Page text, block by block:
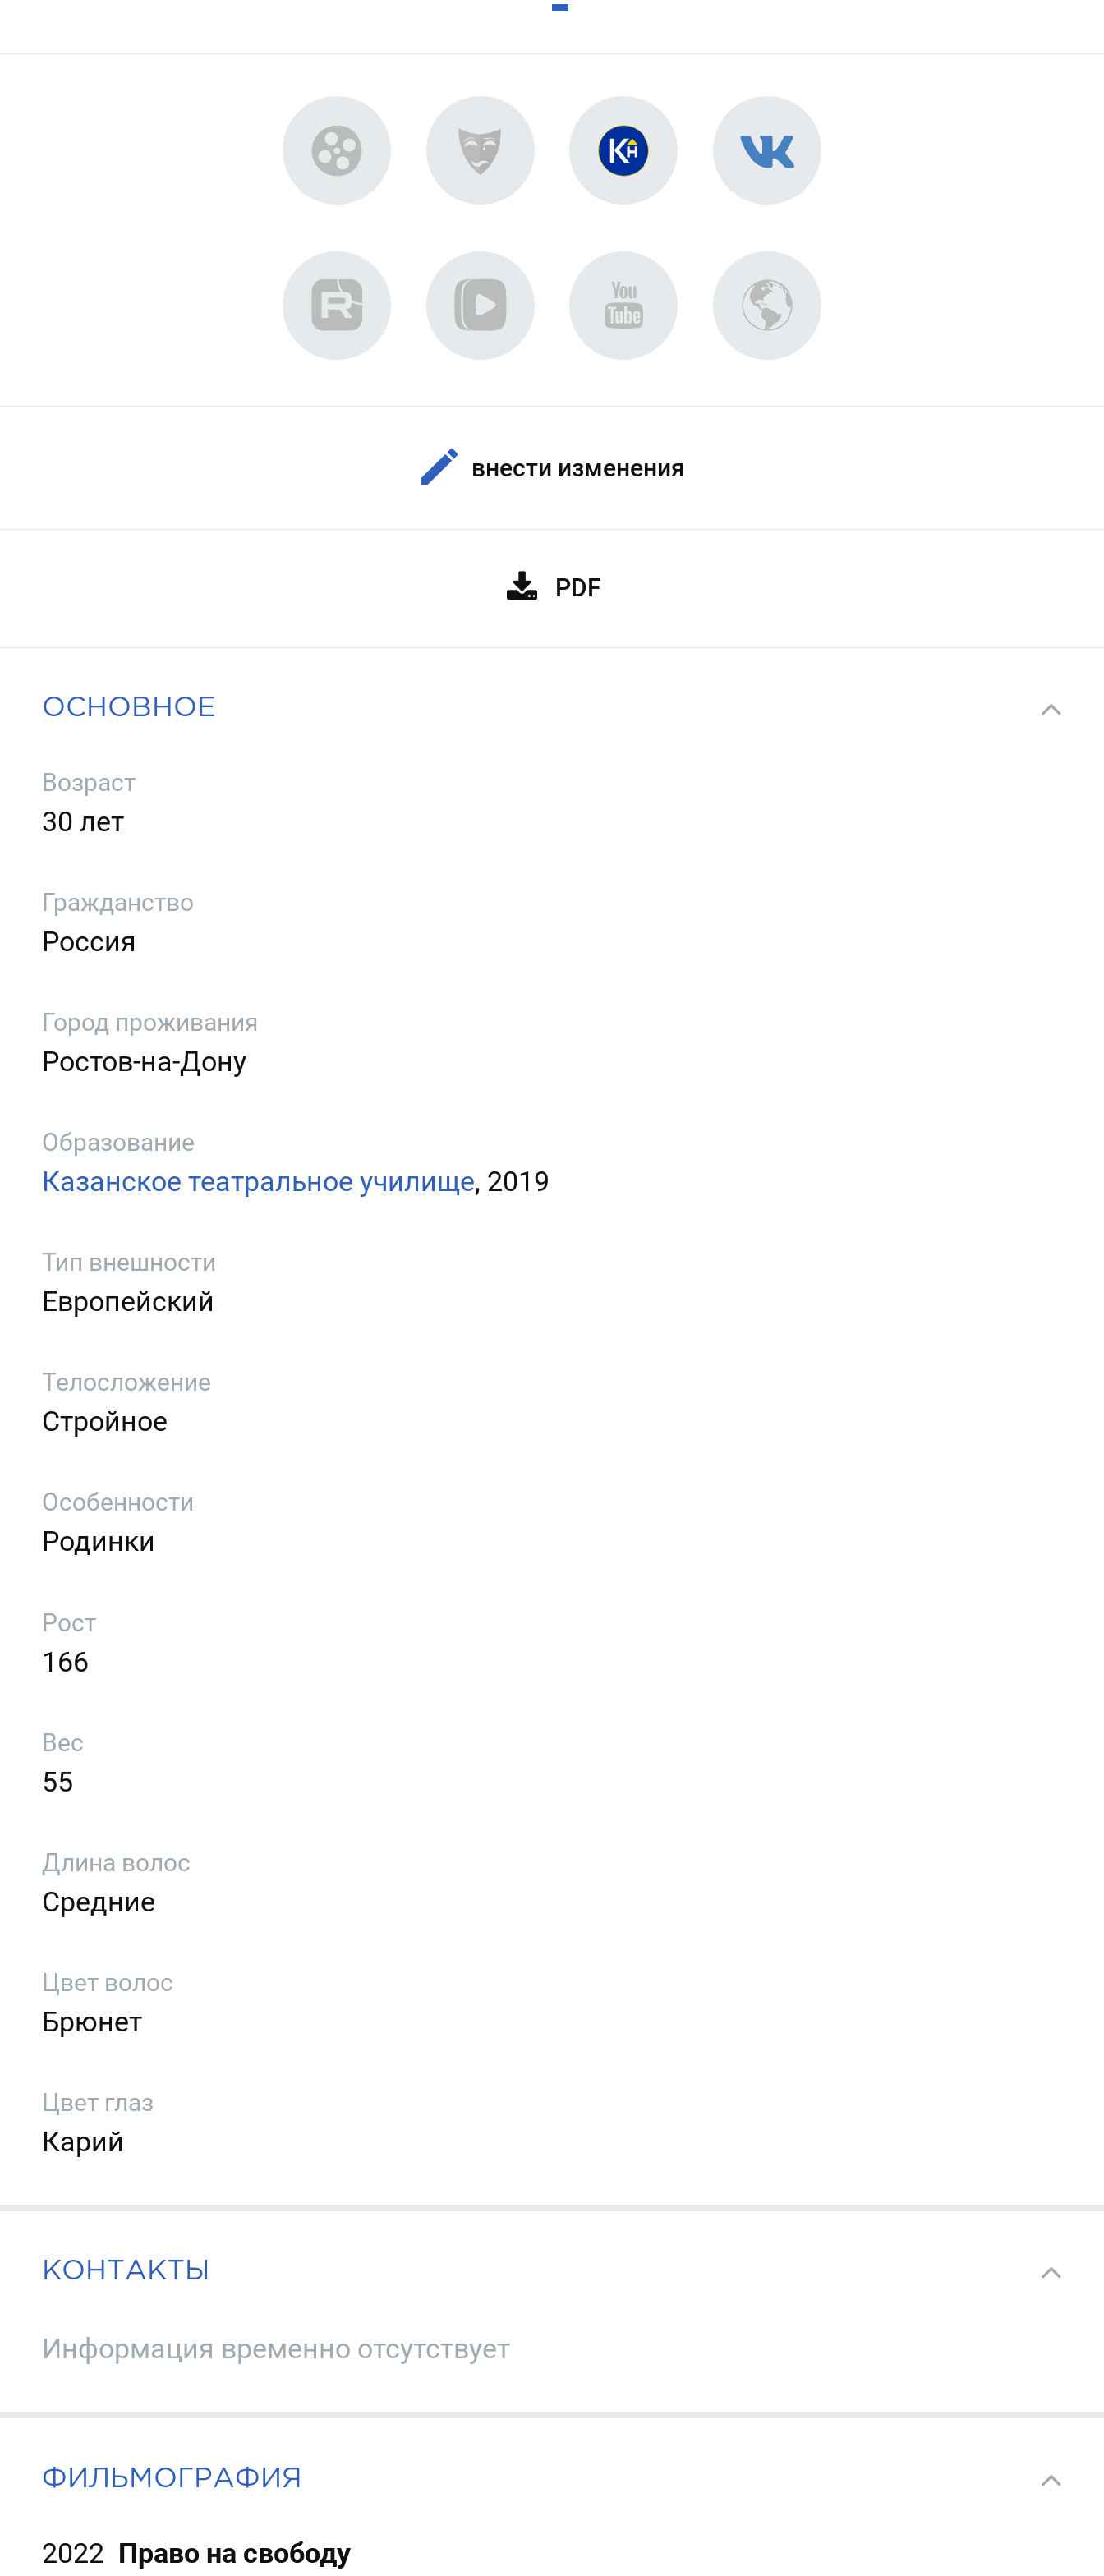
внести изменения
PDF
ОСНОВНОЕ
Возраст
30 лет
Гражданство
Россия
Город проживания
Ростов-на-Дону
Образование
Казанское театральное училище, 2019
Тип внешности
Европейский
Телосложение
Стройное
Особенности
Родинки
Рост
166
Вес
55
Длина волос
Средние
Цвет волос
Брюнет
Цвет глаз
Карий
КОНТАКТЫ
Информация временно отсутствует
ФИЛЬМОГРАФИЯ
2022 Право на свободу